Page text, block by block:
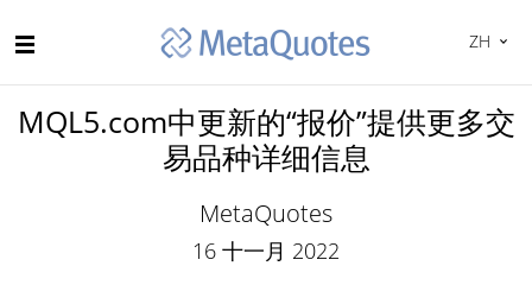
ZH
MQL5.com中更新的“报价”提供更多交
易品种详细信息
MetaQuotes
16 十一月 2022